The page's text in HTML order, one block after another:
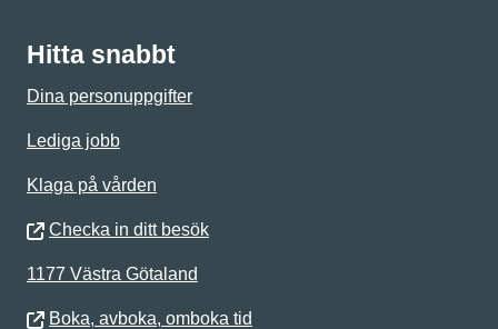
Hitta snabbt
Dina personuppgifter
Lediga jobb
Klaga på vården
Checka in ditt besök
1177 Västra Götaland
Boka, avboka, omboka tid